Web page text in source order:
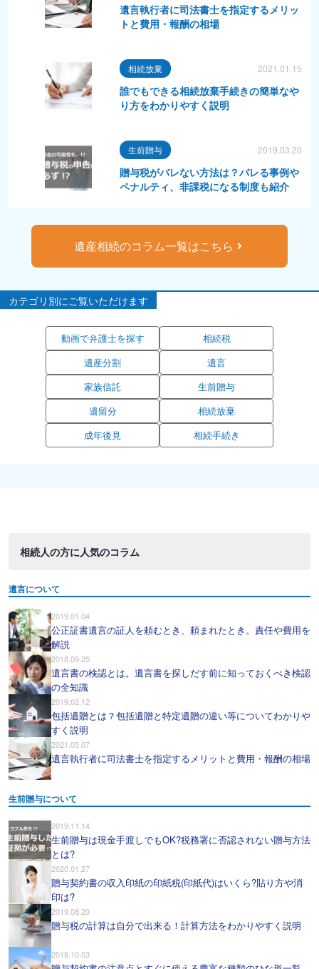
遺言執行者に司法書士を指定するメリッ
トと費用・報酬の相場
相続放棄 2021.01.15
誰でもできる相続放棄手続きの簡単なや
り方をわかりやすく説明
生前贈与 2019.03.20
贈与税がバレない方法は？バレる事例や
ペナルティ、非課税になる制度も紹介
遺産相続のコラム一覧はこちら
カテゴリ別にご覧いただけます
動画で弁護士を探す
相続税
遺産分割
遺言
家族信託
生前贈与
遺留分
相続放棄
成年後見
相続手続き
相続人の方に人気のコラム
遺言について
2019.01.04
公正証書遺言の証人を頼むとき、頼まれたとき。責任や費用を
解説
2018.09.25
遺言書の検認とは。遺言書を探しだす前に知っておくべき検認
の全知識
2019.02.12
包括遺贈とは？包括遺贈と特定遺贈の違い等についてわかりや
すく説明
2021.05.07
遺言執行者に司法書士を指定するメリットと費用・報酬の相場
生前贈与について
2019.11.14
生前贈与は現金手渡しでもOK?税務署に否認されない贈与方法
とは?
2020.01.27
贈与契約書の収入印紙の印紙税(印紙代)はいくら?貼り方や消
印は?
2019.08.20
贈与税の計算は自分で出来る！計算方法をわかりやすく説明
2018.10.03